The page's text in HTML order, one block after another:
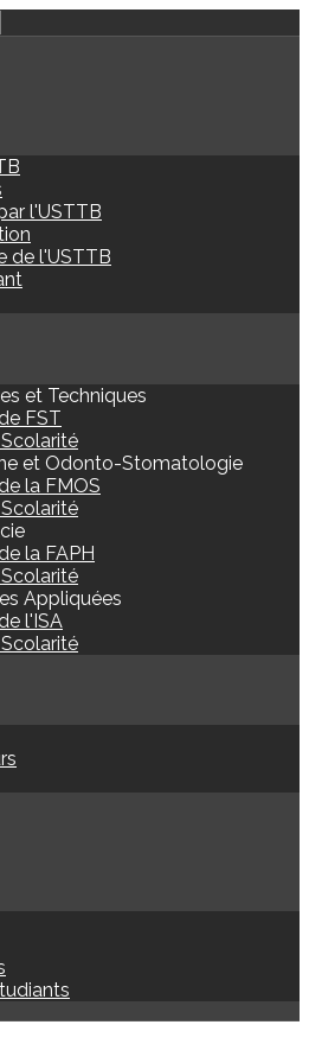
l'USTTB
de l'USTTB
et Techniques
FST
et Odonto-Stomatologie
la FMOS
la FAPH
Appliquées
l'ISA